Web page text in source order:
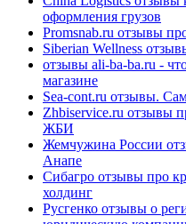
оформления грузов
Promsnab.ru отзывы
Siberian Wellness
отзывы ali-ba-ba.ru -
магазине
Sea-cont.ru отзывы.
Zhbiservice.ru отзывы
ЖБИ
Жемчужина России
Анапе
Сибагро отзывы про
холдинг
Русгенко отзывы о